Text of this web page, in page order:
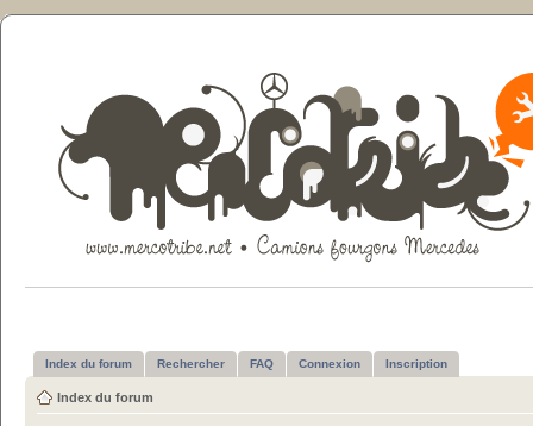
Index du forum Rechercher FAQ Connexion Inscription
Index du forum